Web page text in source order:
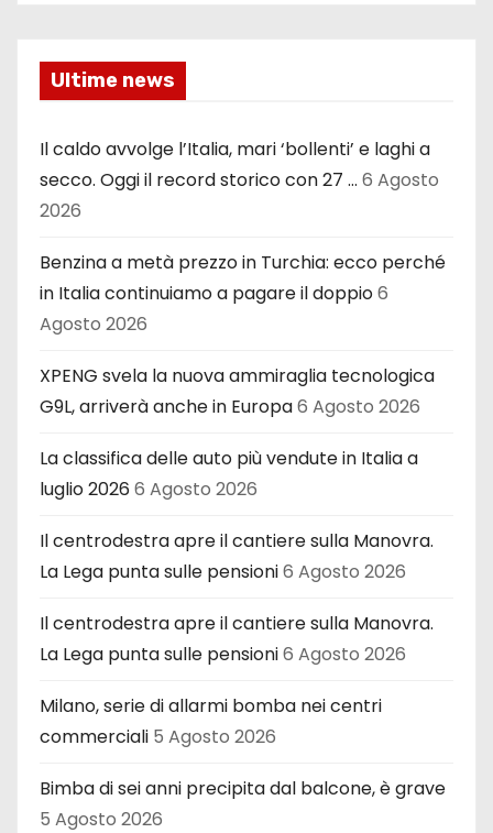
Ultime news
Il caldo avvolge l’Italia, mari ‘bollenti’ e laghi a
secco. Oggi il record storico con 27 … 6 Agosto
2026
Benzina a metà prezzo in Turchia: ecco perché
in Italia continuiamo a pagare il doppio6
Agosto 2026
XPENG svela la nuova ammiraglia tecnologica
G9L, arriverà anche in Europa6 Agosto 2026
La classifica delle auto più vendute in Italia a
luglio 2026 6 Agosto 2026
Il centrodestra apre il cantiere sulla Manovra.
La Lega punta sulle pensioni6 Agosto 2026
Il centrodestra apre il cantiere sulla Manovra.
La Lega punta sulle pensioni6 Agosto 2026
Milano, serie di allarmi bomba nei centri
commerciali 5 Agosto 2026
Bimba di sei anni precipita dal balcone, è grave
5 Agosto 2026